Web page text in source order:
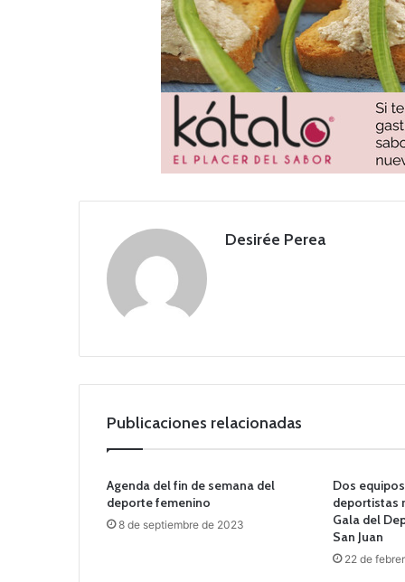
Desirée Perea
Publicaciones relacionadas
Agenda del fin de semana del
deporte femenino
8 de septiembre de 2023
Dos
deportistas
Gala del
San Juan
22 de